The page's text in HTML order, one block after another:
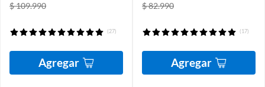
$ 109.990
(27)
Agregar
$ 82.990
(17)
Agregar